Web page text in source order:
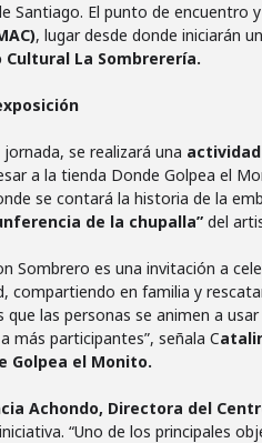
Santiago. El punto de encuentro
, lugar desde donde iniciarán
La Sombrerería.
se realizará una
a la tienda Donde Golpea el
se contará la historia de la
de la chupalla” del
Sombrero es una invitación a
compartiendo en familia y
que las personas se animen a
más participantes”, señala C
Golpea el Monito.
Achondo, Directora del
“Uno de los principales